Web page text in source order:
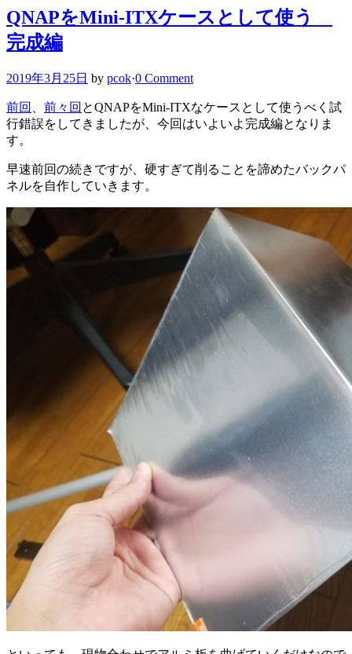
QNAPをMini-ITXケースとして使う
完成編
2019年3月25日 by pcok·0 Comment
前回 前々回 とQNAPをMini-ITXなケースとして使うべく試
行錯誤をしてきましたが、今回はいよいよ完成編となりま
す。
早速前回の続きですが、硬すぎて削ることを諦めたバックパ
ネルを自作していきます。